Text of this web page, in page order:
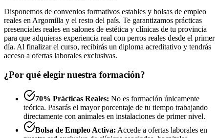
Disponemos de convenios formativos estables y bolsas de empleo
reales en Argomilla y el resto del país. Te garantizamos prácticas
presenciales reales en salones de estética y clínicas de tu provincia
para que adquieras experiencia real con perros reales desde el primer
día. Al finalizar el curso, recibirás un diploma acreditativo y tendrás
acceso a ofertas laborales exclusivas.
¿Por qué elegir nuestra formación?
70% Prácticas Reales: No es formación únicamente
teórica. Pasarás el mayor porcentaje de tu tiempo trabajando
directamente con animales en instalaciones de primer nivel.
Bolsa de Empleo Activa: Accede a ofertas laborales en